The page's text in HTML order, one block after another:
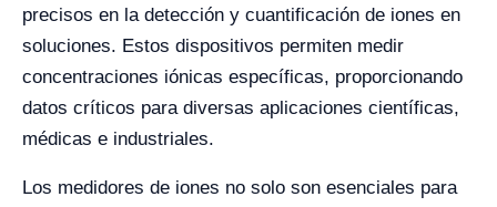
precisos en la detección y cuantificación de iones en
soluciones. Estos dispositivos permiten medir
concentraciones iónicas específicas, proporcionando
datos críticos para diversas aplicaciones científicas,
médicas e industriales.
Los medidores de iones no solo son esenciales para